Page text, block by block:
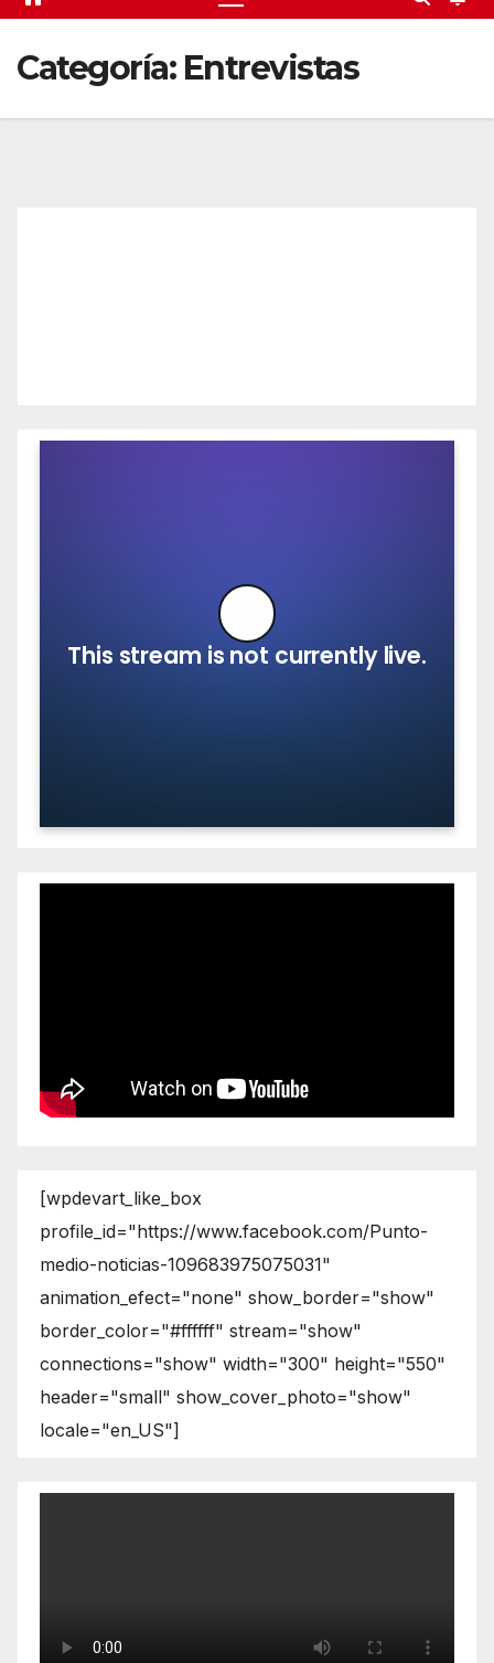
Categoría: Entrevistas
[wpdevart_like_box
profile_id="https://www.facebook.com/Punto-
medio-noticias-109683975075031"
animation_efect="none" show_border="show"
border_color="#ffffff" stream="show"
connections="show" width="300" height="550"
header="small" show_cover_photo="show"
locale="en_US"]